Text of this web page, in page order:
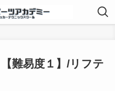
難易度１】/リフテ